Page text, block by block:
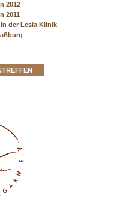
2012
2011
der Lesia Klinik